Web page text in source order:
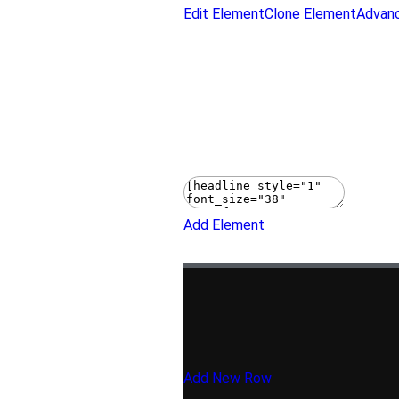
Edit ElementClone Element
Add Element
Add New Row